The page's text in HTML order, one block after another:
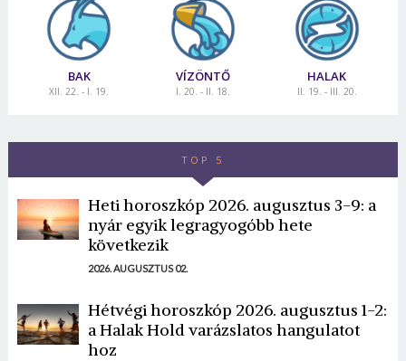
BAK
XII. 22. - I. 19.
VÍZÖNTŐ
I. 20. - II. 18.
HALAK
II. 19. - III. 20.
TOP 5
Heti horoszkóp 2026. augusztus 3-9: a
nyár egyik legragyogóbb hete
következik
2026. AUGUSZTUS 02.
Hétvégi horoszkóp 2026. augusztus 1-2:
a Halak Hold varázslatos hangulatot
hoz